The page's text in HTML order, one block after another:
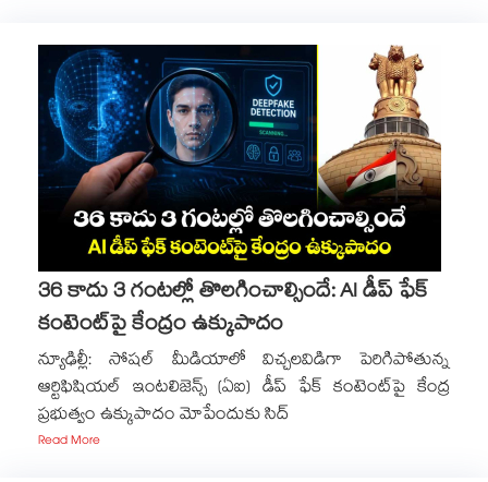
36 కాదు 3 గంటల్లో తొలగించాల్సిందే: AI డీప్ ఫేక్
కంటెంట్‎పై కేంద్రం ఉక్కుపాదం
న్యూఢిల్లీ: సోషల్ మీడియాలో విచ్చలవిడిగా పెరిగిపోతున్న
ఆర్టిఫిషియల్ ఇంటలిజెన్స్ (ఏఐ) డీప్ ఫేక్ కంటెంట్‎పై కేంద్ర
ప్రభుత్వం ఉక్కుపాదం మోపేందుకు సిద్
Read More